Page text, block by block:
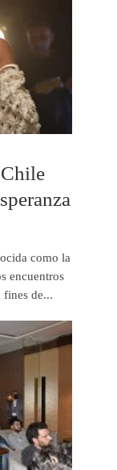
como la
encuentros
fines de...